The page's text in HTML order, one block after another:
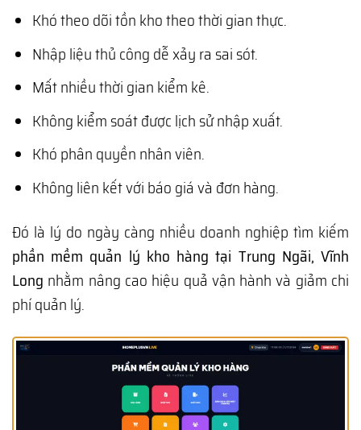
Khó theo dõi tồn kho theo thời gian thực.
Nhập liệu thủ công dễ xảy ra sai sót.
Mất nhiều thời gian kiểm kê.
Không kiểm soát được lịch sử nhập xuất.
Khó phân quyền nhân viên.
Không liên kết với báo giá và đơn hàng.
Đó là lý do ngày càng nhiều doanh nghiệp tìm kiếm
phần mềm quản lý kho hàng tại Trung Ngãi, Vĩnh
Long nhằm nâng cao hiệu quả vận hành và giảm chi
phí quản lý.